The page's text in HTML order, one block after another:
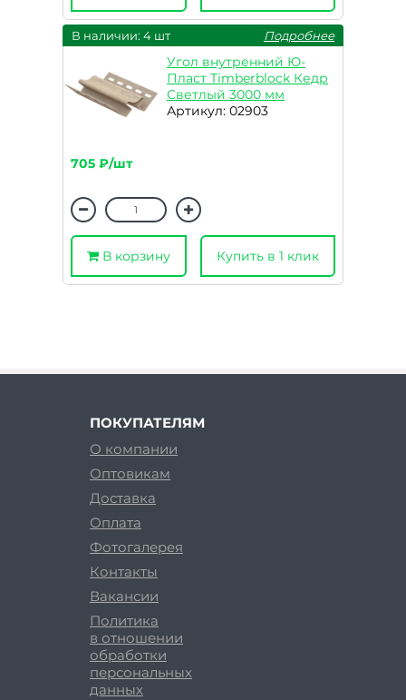
В наличии: 4 шт Подробнее
Угол внутренний Ю-
Пласт Timberblock Кедр
Светлый 3000 мм
Артикул: 02903
705 ₽/шт
В корзину Купить в 1 клик
ПОКУПАТЕЛЯМ
О компании
Оптовикам
Доставка
Оплата
Фотогалерея
Контакты
Вакансии
Политика
в отношении
обработки
персональных
данных